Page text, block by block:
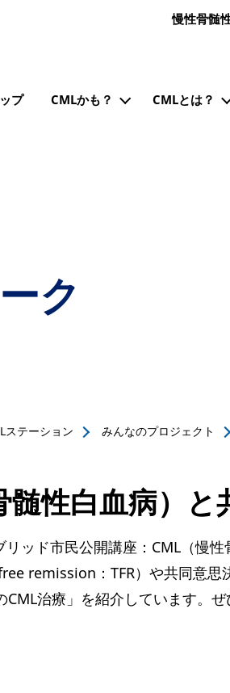
慢性骨髄
プ CMLかも？ CMLとは？
ク
ステーション みんなのプロジェクト
髄性白血病）
ッド市民公開講座：CML（慢
remission：TFR）や共同意
治療」を紹介しています。ぜ